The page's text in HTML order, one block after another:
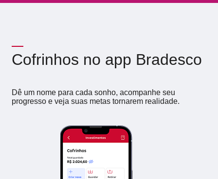
Cofrinhos no app Bradesco
Dê um nome para cada sonho, acompanhe seu
progresso e veja suas metas tornarem realidade.